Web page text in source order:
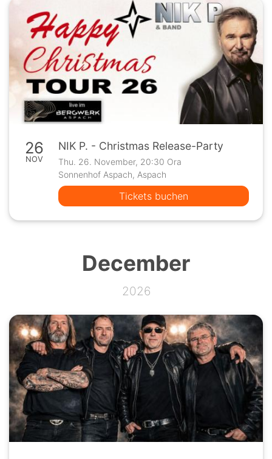
26
NOV
NIK P. - Christmas Release-Party
Thu. 26. November, 20:30 Ora
Sonnenhof Aspach, Aspach
Tickets buchen
December
2026